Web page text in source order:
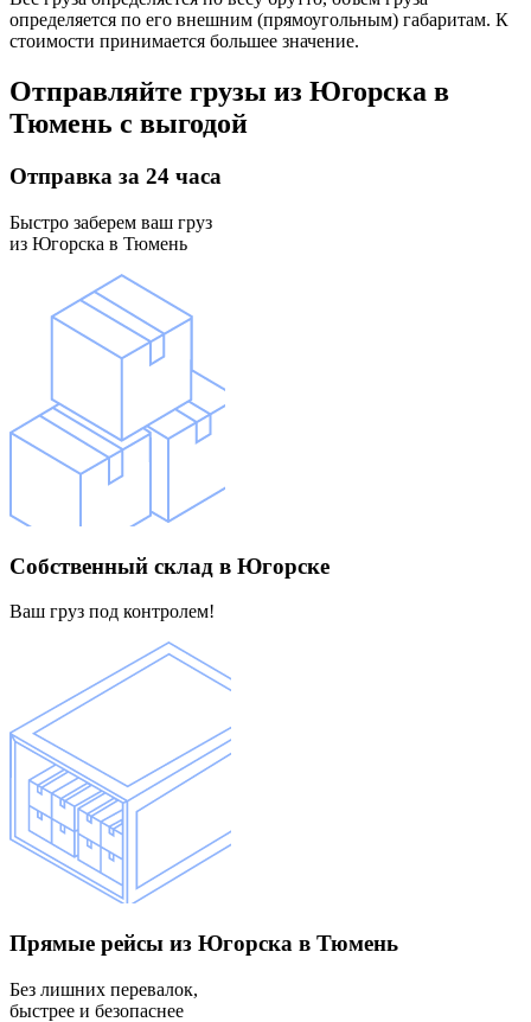
определяется по его внешним (прямоугольным) габаритам. К
стоимости принимается большее значение.
Отправляйте грузы из Югорска в
Тюмень с выгодой
Отправка за 24 часа
Быстро заберем ваш груз
из Югорска в Тюмень
Собственный склад в Югорске
Ваш груз под контролем!
Прямые рейсы из Югорска в Тюмень
Без лишних перевалок,
быстрее и безопаснее